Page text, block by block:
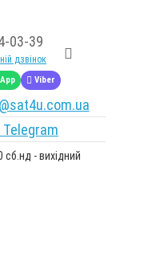
03-39
дзвінок
Viber
Telegram
сб.нд - вихідний